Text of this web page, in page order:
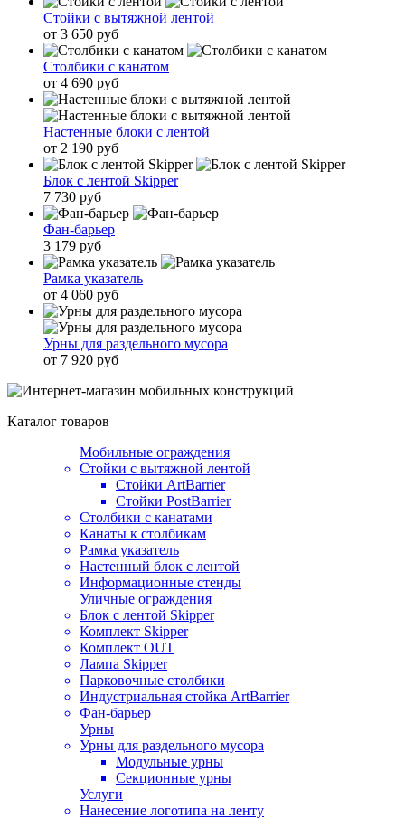
Стойки с вытяжной лентой
от 3 650 руб
Столбики с канатом
от 4 690 руб
Настенные блоки с лентой
от 2 190 руб
Блок с лентой Skipper
7 730 руб
Фан-барьер
3 179 руб
Рамка указатель
от 4 060 руб
Урны для раздельного мусора
от 7 920 руб
Каталог товаров
Мобильные ограждения
Стойки с вытяжной лентой
Стойки ArtBarrier
Стойки PostBarrier
Столбики с канатами
Канаты к столбикам
Рамка указатель
Настенный блок с лентой
Информационные стенды
Уличные ограждения
Блок с лентой Skipper
Комплект Skipper
Комплект OUT
Лампа Skipper
Парковочные столбики
Индустриальная стойка ArtBarrier
Фан-барьер
Урны
Урны для раздельного мусора
Модульные урны
Секционные урны
Услуги
Нанесение логотипа на ленту